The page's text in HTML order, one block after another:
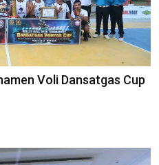
Voli Dansatgas Cup